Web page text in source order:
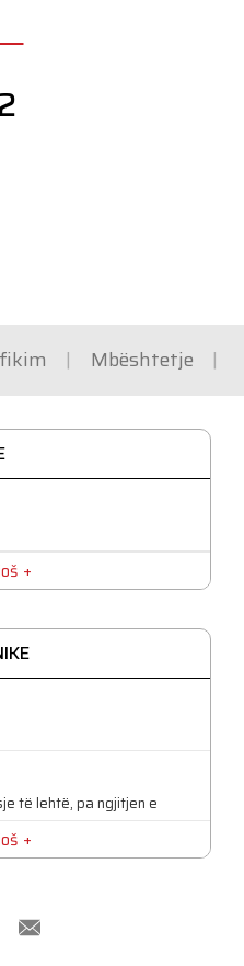
Mbështetje
të lehtë, pa ngjitjen e
të gurëve